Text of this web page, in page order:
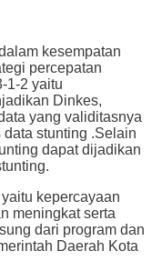
kesempatan
percepatan
1-2 yaitu
Dinkes,
yang validitasnya
stunting .Selain
dapat dijadikan
kepercayaan
meningkat serta
dari program dan
Daerah Kota